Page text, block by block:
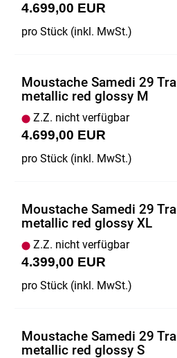
4.699,00 EUR
pro Stück (inkl. MwSt.)
Moustache Samedi 29
metallic red glossy M
Z.Z. nicht verfügbar
4.699,00 EUR
pro Stück (inkl. MwSt.)
Moustache Samedi 29
metallic red glossy XL
Z.Z. nicht verfügbar
4.399,00 EUR
pro Stück (inkl. MwSt.)
Moustache Samedi 29
metallic red glossy S